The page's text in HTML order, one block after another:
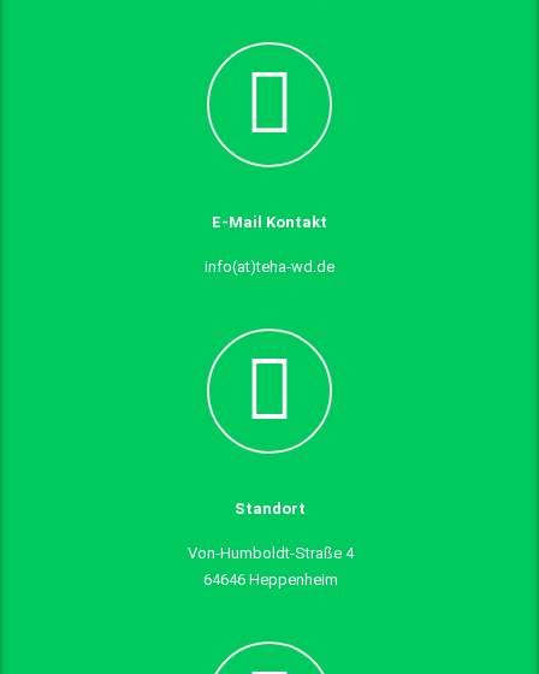
E-Mail Kontakt
info(at)teha-wd.de
Standort
Von-Humboldt-Straße 4
64646 Heppenheim